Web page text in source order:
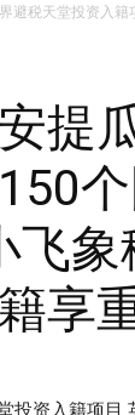
避税天堂投资入
提
飞
享